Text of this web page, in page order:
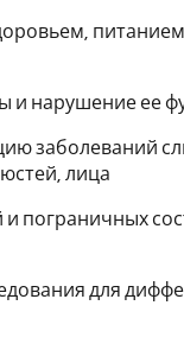
нарушение ее
заболеваний
лица
пограничных
для